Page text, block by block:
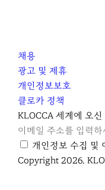
채용
광고 및 제휴
개인정보보호
클로카 정책
I
n
s
t
Y
o
u
t
K
L
O
C
KLOCCA 세계에 오
개인정보 수집 및
Copyright 2026.